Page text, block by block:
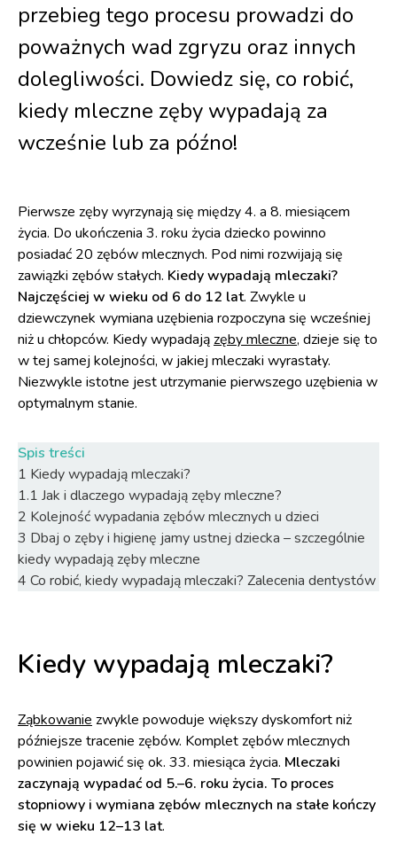
przebieg tego procesu prowadzi do
poważnych wad zgryzu oraz innych
dolegliwości. Dowiedz się, co robić,
kiedy mleczne zęby wypadają za
wcześnie lub za późno!
Pierwsze zęby wyrzynają się między 4. a 8. miesiącem
życia. Do ukończenia 3. roku życia dziecko powinno
posiadać 20 zębów mlecznych. Pod nimi rozwijają się
zawiązki zębów stałych. Kiedy wypadają mleczaki?
Najczęściej w wieku od 6 do 12 lat. Zwykle u
dziewczynek wymiana uzębienia rozpoczyna się wcześniej
niż u chłopców. Kiedy wypadajązęby mleczne, dzieje się to
w tej samej kolejności, w jakiej mleczaki wyrastały.
Niezwykle istotne jest utrzymanie pierwszego uzębienia w
optymalnym stanie.
Spis treści
1 Kiedy wypadają mleczaki?
1.1 Jak i dlaczego wypadają zęby mleczne?
2 Kolejność wypadania zębów mlecznych u dzieci
3 Dbaj o zęby i higienę jamy ustnej dziecka – szczególnie
kiedy wypadają zęby mleczne
4 Co robić, kiedy wypadają mleczaki? Zalecenia dentystów
Kiedy wypadają mleczaki?
Ząbkowanie zwykle powoduje większy dyskomfort niż
późniejsze tracenie zębów. Komplet zębów mlecznych
powinien pojawić się ok. 33. miesiąca życia. Mleczaki
zaczynają wypadać od 5.–6. roku życia. To proces
stopniowy i wymiana zębów mlecznych na stałe kończy
się w wieku 12–13 lat.